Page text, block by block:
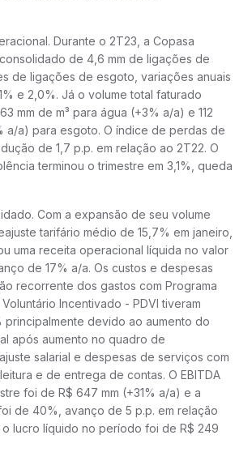
Durante o 2T23, a Copasa
de 4,6 mm de ligações de
de ligações de esgoto, variações anuais
e 2,0%. Já o volume total faturado
mm de m³ para água (+3% a/a) e 112
a/a) para esgoto. O índice de perdas de
de 1,7 p.p. em relação ao 2T22. O
terminou o trimestre em 3,1%, queda
Com a expansão de seu volume
tarifário médio de 15,7% em janeiro,
uma receita operacional líquida no valor
de 17% a/a. Os custos e despesas
recorrente dos gastos com Programa
Incentivado - PDVI tiveram
principalmente devido ao aumento do
após aumento no quadro de
salarial e despesas de serviços com
e de entrega de contas. O EBITDA
foi de R$ 647 mm (+31% a/a) e a
de 40%, avanço de 5 p.p. em relação
o lucro líquido no período foi de R$ 249